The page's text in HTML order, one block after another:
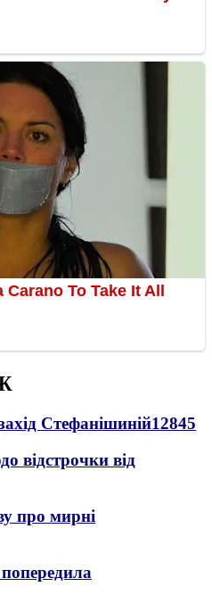
Стефанішиній12845
відстрочки від
про мирні